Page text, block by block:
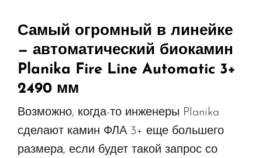
Самый огромный в линейке
— автоматический биокамин
Planika Fire Line Automatic 3+
2490 мм
Возможно, когда-то инженеры Planika
сделают камин ФЛА 3+ еще большего
размера, если будет такой запрос со